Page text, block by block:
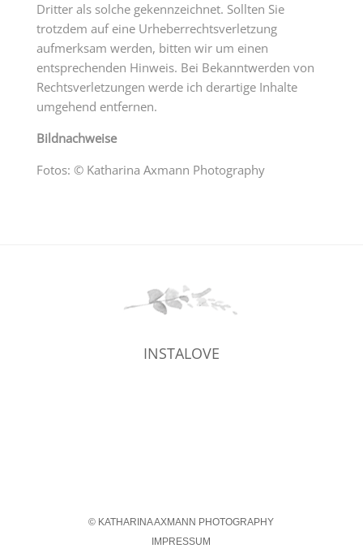
Dritter als solche gekennzeichnet. Sollten Sie
trotzdem auf eine Urheberrechtsverletzung
aufmerksam werden, bitten wir um einen
entsprechenden Hinweis. Bei Bekanntwerden von
Rechtsverletzungen werde ich derartige Inhalte
umgehend entfernen.
Bildnachweise
Fotos: © Katharina Axmann Photography
INSTALOVE
© KATHARINA AXMANN PHOTOGRAPHY
IMPRESSUM